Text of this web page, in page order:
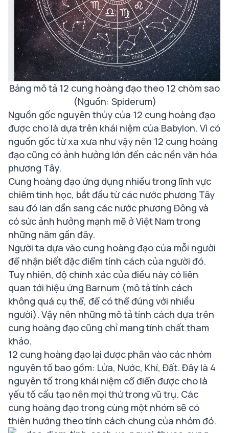
Bảng mô tả 12 cung hoàng đạo theo 12 chòm sao
(Nguồn: Spiderum)
Nguồn gốc nguyên thủy của 12 cung hoàng đạo
được cho là dựa trên khái niệm của Babylon. Vì có
nguồn gốc từ xa xưa như vậy nên 12 cung hoàng
đạo cũng có ảnh hưởng lớn đến các nền văn hóa
phương Tây.
Cung hoàng đạo ứng dụng nhiều trong lĩnh vực
chiêm tinh học, bắt đầu từ các nước phương Tây
sau đó lan dần sang các nước phương Đông và
có sức ảnh hưởng mạnh mẽ ở Việt Nam trong
những năm gần đây.
Người ta dựa vào cung hoàng đạo của mỗi người
để nhận biết đặc điểm tính cách của người đó.
Tuy nhiên, độ chính xác của điều này có liên
quan tới hiệu ứng Barnum (mô tả tính cách
không quá cụ thể, để có thể đúng với nhiều
người). Vậy nên những mô tả tính cách dựa trên
cung hoàng đạo cũng chỉ mang tính chất tham
khảo.
12 cung hoàng đạo lại được phân vào các nhóm
nguyên tố bao gồm: Lửa, Nước, Khí, Đất. Đây là 4
nguyên tố trong khái niệm cổ điển được cho là
yếu tố cấu tạo nên mọi thứ trong vũ trụ. Các
cung hoàng đạo trong cùng một nhóm sẽ có
thiên hướng theo tính cách chung của nhóm đó.